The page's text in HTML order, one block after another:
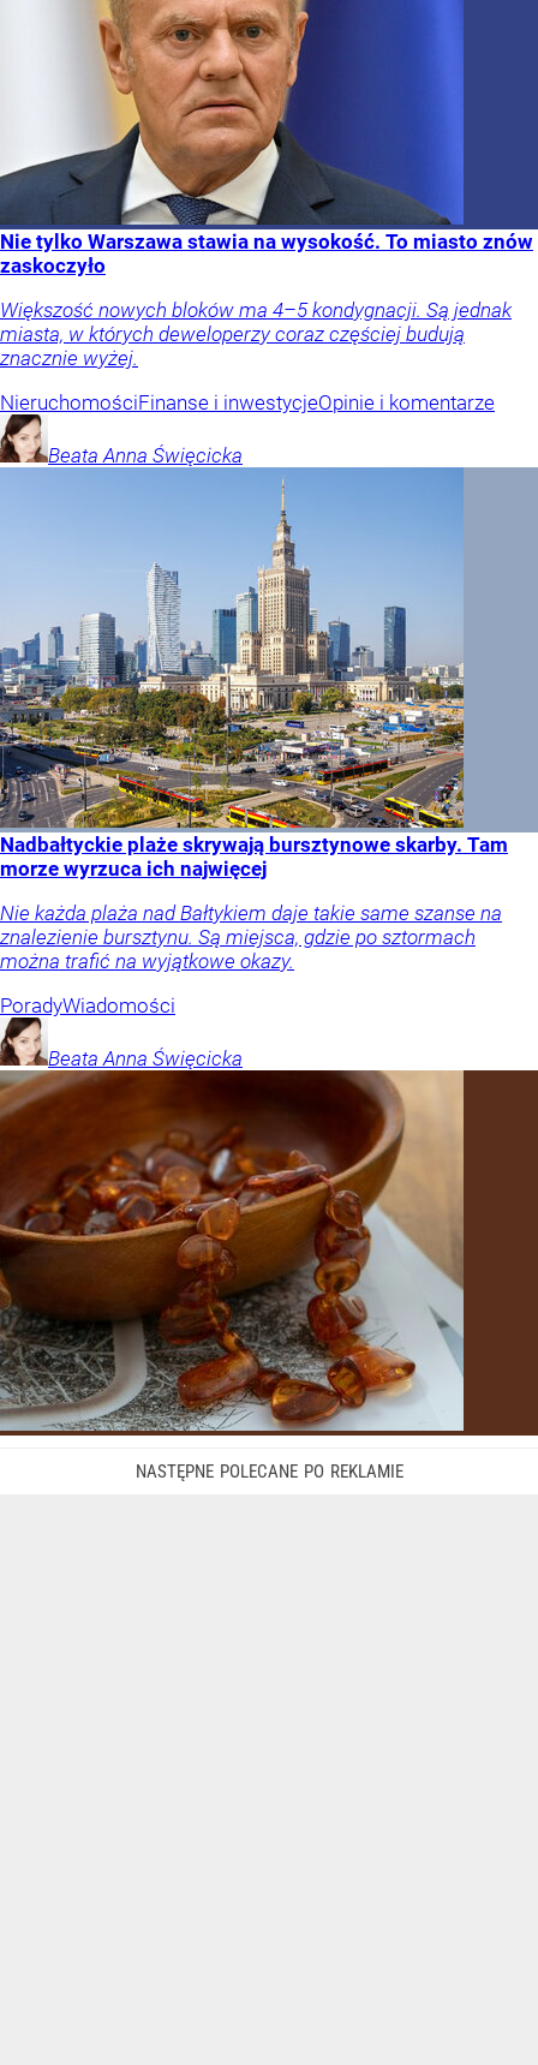
Nie tylko Warszawa stawia na wysokość. To miasto znów
zaskoczyło
Większość nowych bloków ma 4–5 kondygnacji. Są jednak
miasta, w których deweloperzy coraz częściej budują
znacznie wyżej.
NieruchomościFinanse i inwestycjeOpinie i komentarze
Beata Anna Święcicka
Nadbałtyckie plaże skrywają bursztynowe skarby. Tam
morze wyrzuca ich najwięcej
Nie każda plaża nad Bałtykiem daje takie same szanse na
znalezienie bursztynu. Są miejsca, gdzie po sztormach
można trafić na wyjątkowe okazy.
PoradyWiadomości
Beata Anna Święcicka